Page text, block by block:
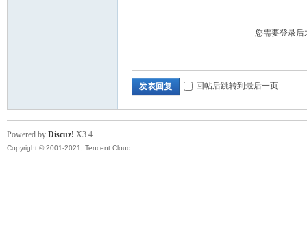
您需要登录
发表回复 回帖后跳转到最后一页
Powered by Discuz! X3.4
Copyright © 2001-2021, Tencent Cloud.